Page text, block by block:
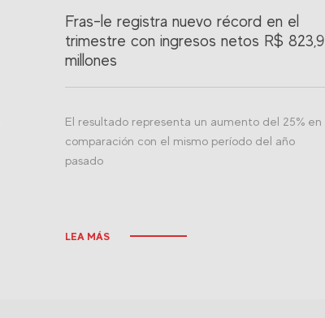
Fras-le registra nuevo récord en el
trimestre con ingresos netos R$ 823,9
millones
El resultado representa un aumento del 25% en
comparación con el mismo período del año
pasado
LEA MÁS